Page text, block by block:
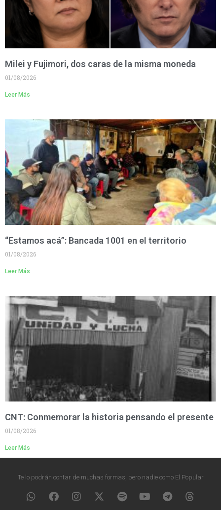
Milei y Fujimori, dos caras de la misma moneda
01/08/2026
Leer Más
“Estamos acá”: Bancada 1001 en el territorio
01/08/2026
Leer Más
CNT: Conmemorar la historia pensando el presente
01/08/2026
Leer Más
Te lo podrán contar de muchas formas, pero nadie como El Popular